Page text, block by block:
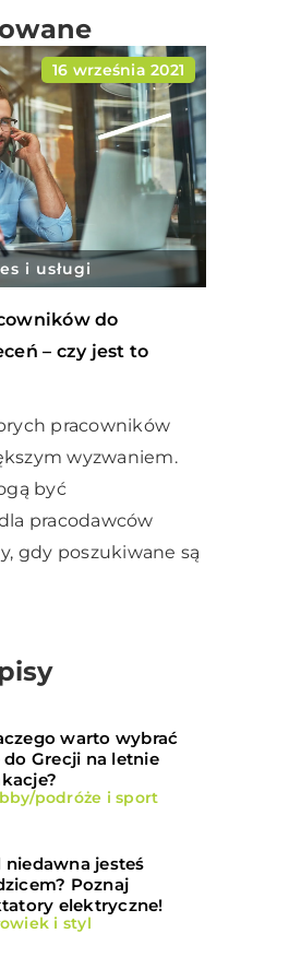
16 września 2021
i usługi
do
– czy jest to
pracowników
wyzwaniem.
być
pracodawców
gdy poszukiwane są
warto wybrać
do Grecji na letnie
podróże i sport
niedawna jesteś
Poznaj
elektryczne!
i styl